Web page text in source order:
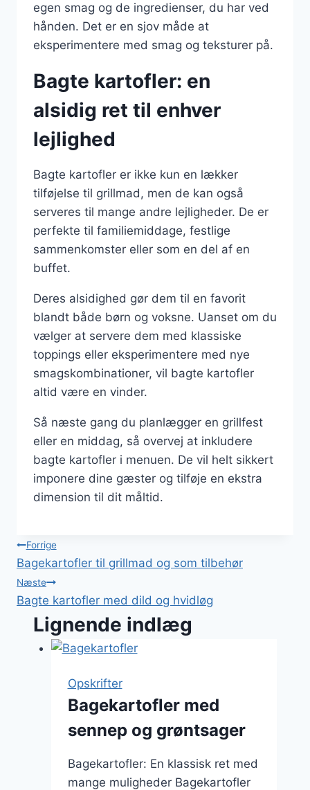
egen smag og de ingredienser, du har ved
hånden. Det er en sjov måde at
eksperimentere med smag og teksturer på.
Bagte kartofler: en
alsidig ret til enhver
lejlighed
Bagte kartofler er ikke kun en lækker
tilføjelse til grillmad, men de kan også
serveres til mange andre lejligheder. De er
perfekte til familiemiddage, festlige
sammenkomster eller som en del af en
buffet.
Deres alsidighed gør dem til en favorit
blandt både børn og voksne. Uanset om du
vælger at servere dem med klassiske
toppings eller eksperimentere med nye
smagskombinationer, vil bagte kartofler
altid være en vinder.
Så næste gang du planlægger en grillfest
eller en middag, så overvej at inkludere
bagte kartofler i menuen. De vil helt sikkert
imponere dine gæster og tilføje en ekstra
dimension til dit måltid.
Indlægsnavigation
Forrige
Bagekartofler til grillmad og som tilbehør
Næste
Bagte kartofler med dild og hvidløg
Lignende indlæg
Opskrifter
Bagekartofler med
sennep og grøntsager
Bagekartofler: En klassisk ret med
mange muligheder Bagekartofler